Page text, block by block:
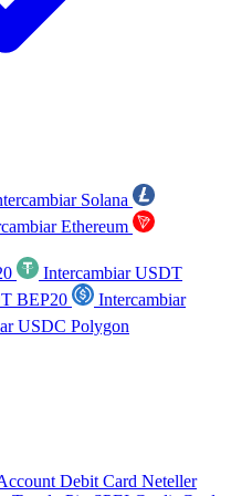
Solana
Ethereum
Intercambiar USDT
BEP20
Intercambiar
USDC Polygon
Debit Card Neteller